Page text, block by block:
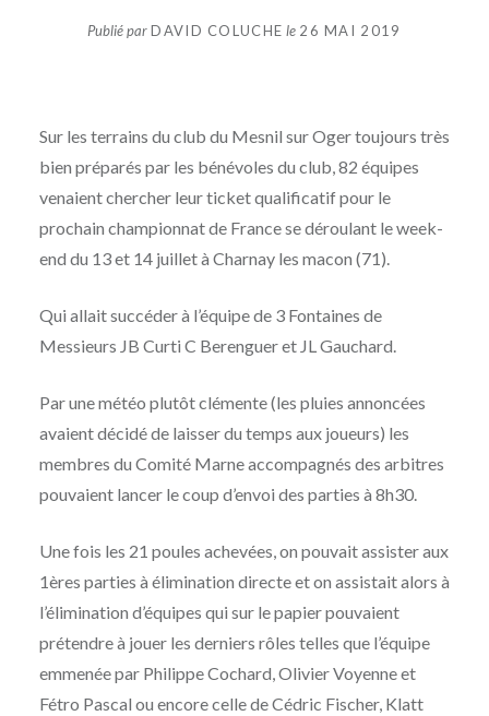
Publié parDAVID COLUCHE le 26 MAI 2019
Sur les terrains du club du Mesnil sur Oger toujours très
bien préparés par les bénévoles du club, 82 équipes
venaient chercher leur ticket qualificatif pour le
prochain championnat de France se déroulant le week-
end du 13 et 14 juillet à Charnay les macon (71).
Qui allait succéder à l’équipe de 3 Fontaines de
Messieurs JB Curti C Berenguer et JL Gauchard.
Par une météo plutôt clémente (les pluies annoncées
avaient décidé de laisser du temps aux joueurs) les
membres du Comité Marne accompagnés des arbitres
pouvaient lancer le coup d’envoi des parties à 8h30.
Une fois les 21 poules achevées, on pouvait assister aux
1ères parties à élimination directe et on assistait alors à
l’élimination d’équipes qui sur le papier pouvaient
prétendre à jouer les derniers rôles telles que l’équipe
emmenée par Philippe Cochard, Olivier Voyenne et
Fétro Pascal ou encore celle de Cédric Fischer, Klatt